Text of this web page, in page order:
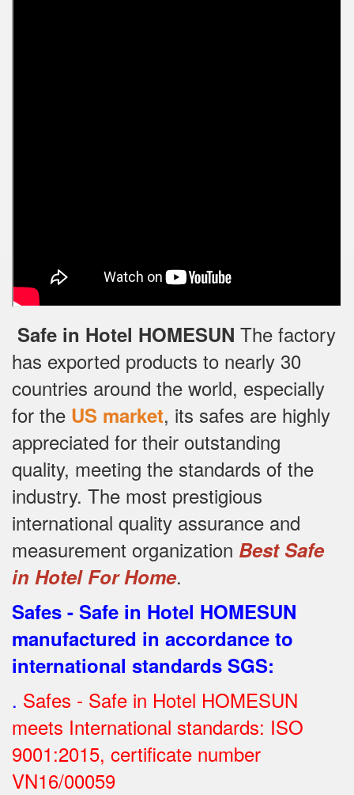
Safe in Hotel HOMESUN The factory
has exported products to nearly 30
countries around the world, especially
for the US market, its safes are highly
appreciated for their outstanding
quality, meeting the standards of the
industry. The most prestigious
international quality assurance and
measurement organization Best Safe
in Hotel For Home.
Safes - Safe in Hotel HOMESUN
manufactured in accordance to
international standards SGS:
. Safes - Safe in Hotel HOMESUN
meets International standards: ISO
9001:2015, certificate number
VN16/00059